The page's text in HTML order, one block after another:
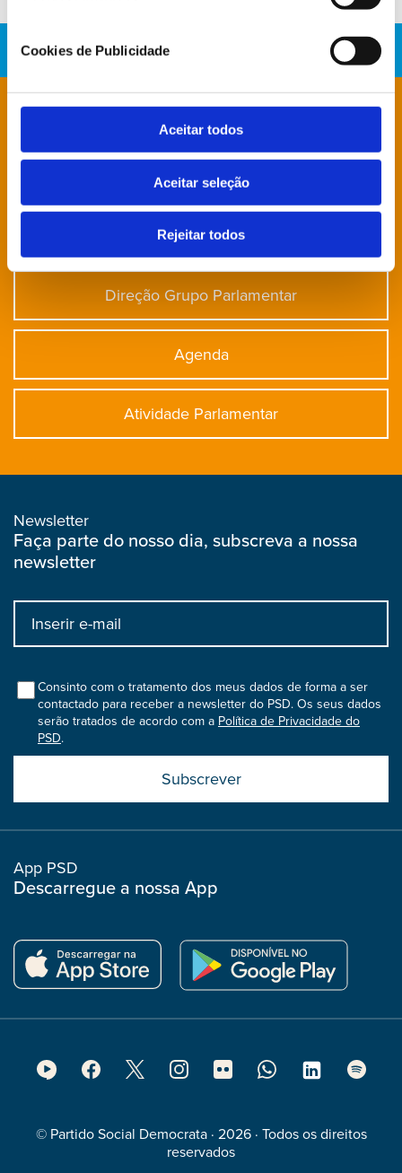
Cookies de Publicidade
Aceitar todos
Aceitar seleção
Rejeitar todos
Está à procura de algo específico?
Notícias
Deputados
Direção Grupo Parlamentar
Agenda
Atividade Parlamentar
Newsletter
Faça parte do nosso dia, subscreva a nossa
newsletter
Input
bootstrap
colConsinto com o tratamento dos meus dados de forma a ser
contactado para receber a newsletter do PSD. Os seus dados
serão tratados de acordo com a Política de Privacidade do
PSD.
boostrap
col
App PSD
Descarregue a nossa App
© Partido Social Democrata · 2026 · Todos os direitos
reservados
Footer
Media